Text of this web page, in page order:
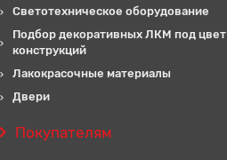
Светотехническое оборудование
Подбор декоративных ЛКМ под цвет
конструкций
Лакокрасочные материалы
Двери
Покупателям